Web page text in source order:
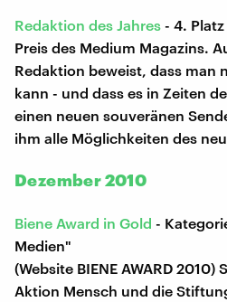
Redaktion des Jahres - 4. Platz
Preis des Medium Magazins.
Redaktion beweist, dass man
kann - und dass es in Zeiten
einen neuen souveränen
ihm alle Möglichkeiten des
Dezember 2010
Biene Award in Gold -
Medien"
(Website BIENE AWARD
Aktion Mensch und die